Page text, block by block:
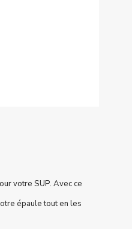
votre SUP. Avec ce
épaule tout en les